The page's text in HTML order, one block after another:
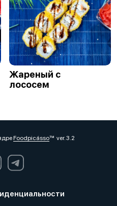
Жареный с
лососем
Foodpicássover. 3.2